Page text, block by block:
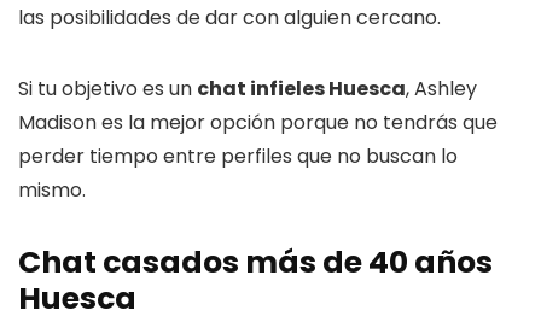
las posibilidades de dar con alguien cercano.
Si tu objetivo es un chat infieles Huesca, Ashley
Madison es la mejor opción porque no tendrás que
perder tiempo entre perfiles que no buscan lo
mismo.
Chat casados más de 40 años
Huesca